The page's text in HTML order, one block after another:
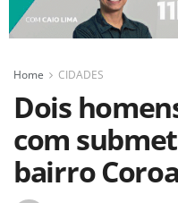
Home CIDADES
Dois
com
bairro